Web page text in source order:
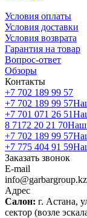
Условия оплаты
Условия доставки
Условия возврата
Гарантия на товар
Вопрос-ответ
Обзоры
Контакты
+7 702 189 99 57
+7 702 189 99 57
+7 701 071 26 51
8 7172 20 21 70Наш
+7 702 189 99 57
+7 775 404 91 59
Заказать звонок
E-mail
info@garbargroup.kz
Адрес
Салон: г. Астана,
сектор (возле